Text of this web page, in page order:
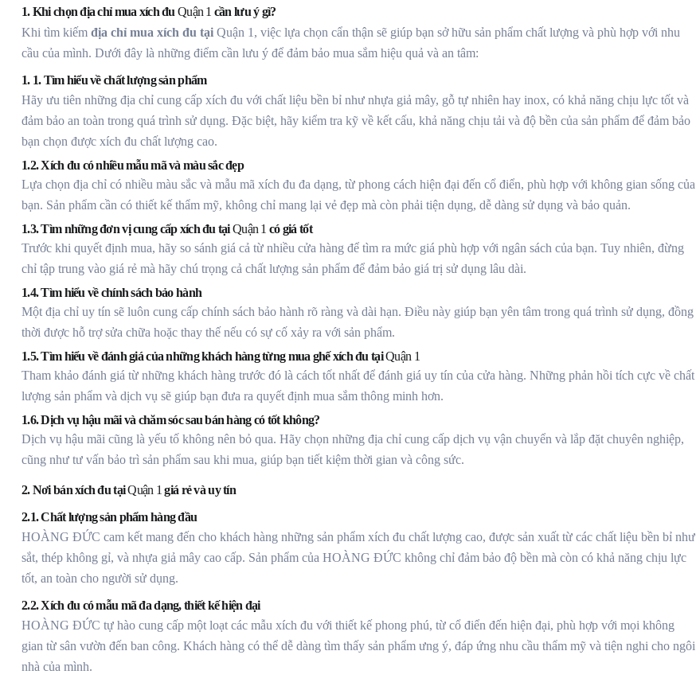
1. Khi chọn địa chỉ mua xích đu Quận 1 cần lưu ý gì?
Khi tìm kiếm địa chỉ mua xích đu tại Quận 1, việc lựa chọn cẩn thận sẽ giúp bạn sở hữu sản phẩm chất lượng và phù hợp với nhu
cầu của mình. Dưới đây là những điểm cần lưu ý để đảm bảo mua sắm hiệu quả và an tâm:
1. 1. Tìm hiểu về chất lượng sản phẩm
Hãy ưu tiên những địa chỉ cung cấp xích đu với chất liệu bền bỉ như nhựa giả mây, gỗ tự nhiên hay inox, có khả năng chịu lực tốt và
đảm bảo an toàn trong quá trình sử dụng. Đặc biệt, hãy kiểm tra kỹ về kết cấu, khả năng chịu tải và độ bền của sản phẩm để đảm bảo
bạn chọn được xích đu chất lượng cao.
1.2. Xích đu có nhiều mẫu mã và màu sắc đẹp
Lựa chọn địa chỉ có nhiều màu sắc và mẫu mã xích đu đa dạng, từ phong cách hiện đại đến cổ điển, phù hợp với không gian sống của
bạn. Sản phẩm cần có thiết kế thẩm mỹ, không chỉ mang lại vẻ đẹp mà còn phải tiện dụng, dễ dàng sử dụng và bảo quản.
1.3. Tìm những đơn vị cung cấp xích đu tạiQuận 1 có giá tốt
Trước khi quyết định mua, hãy so sánh giá cả từ nhiều cửa hàng để tìm ra mức giá phù hợp với ngân sách của bạn. Tuy nhiên, đừng
chỉ tập trung vào giá rẻ mà hãy chú trọng cả chất lượng sản phẩm để đảm bảo giá trị sử dụng lâu dài.
1.4. Tìm hiểu về chính sách bảo hành
Một địa chỉ uy tín sẽ luôn cung cấp chính sách bảo hành rõ ràng và dài hạn. Điều này giúp bạn yên tâm trong quá trình sử dụng, đồng
thời được hỗ trợ sửa chữa hoặc thay thế nếu có sự cố xảy ra với sản phẩm.
1.5. Tìm hiểu về đánh giá của những khách hàng từng mua ghế xích đu tạiQuận 1
Tham khảo đánh giá từ những khách hàng trước đó là cách tốt nhất để đánh giá uy tín của cửa hàng. Những phản hồi tích cực về chất
lượng sản phẩm và dịch vụ sẽ giúp bạn đưa ra quyết định mua sắm thông minh hơn.
1.6. Dịch vụ hậu mãi và chăm sóc sau bán hàng có tốt không?
Dịch vụ hậu mãi cũng là yếu tố không nên bỏ qua. Hãy chọn những địa chỉ cung cấp dịch vụ vận chuyển và lắp đặt chuyên nghiệp,
cũng như tư vấn bảo trì sản phẩm sau khi mua, giúp bạn tiết kiệm thời gian và công sức.
2. Nơi bán xích đu tạiQuận 1 giá rẻ và uy tín
2.1. Chất lượng sản phẩm hàng đầu
HOÀNG ĐỨC cam kết mang đến cho khách hàng những sản phẩm xích đu chất lượng cao, được sản xuất từ các chất liệu bền bỉ như
sắt, thép không gỉ, và nhựa giả mây cao cấp. Sản phẩm của HOÀNG ĐỨC không chỉ đảm bảo độ bền mà còn có khả năng chịu lực
tốt, an toàn cho người sử dụng.
2.2. Xích đu có mẫu mã đa dạng, thiết kế hiện đại
HOÀNG ĐỨC tự hào cung cấp một loạt các mẫu xích đu với thiết kế phong phú, từ cổ điển đến hiện đại, phù hợp với mọi không
gian từ sân vườn đến ban công. Khách hàng có thể dễ dàng tìm thấy sản phẩm ưng ý, đáp ứng nhu cầu thẩm mỹ và tiện nghi cho ngôi
nhà của mình.